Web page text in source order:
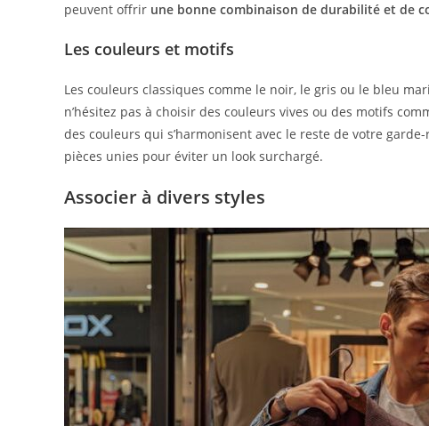
peuvent offrir une bonne combinaison de durabilité et de
Les couleurs et motifs
Les couleurs classiques comme le noir, le gris ou le bleu
n’hésitez pas à choisir des couleurs vives ou des motifs
des couleurs qui s’harmonisent avec le reste de votre
pièces unies pour éviter un look surchargé.
Associer à divers styles